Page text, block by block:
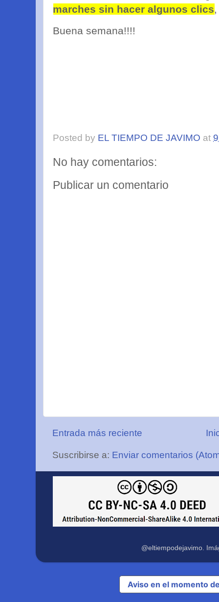
marches sin hacer algunos clics
Buena semana!!!!
Posted by EL TIEMPO DE JAVIMO at
No hay comentarios:
Publicar un comentario
Entrada más reciente
Suscribirse a: Enviar comentarios
@eltiempodejavimo.
Aviso en el momento